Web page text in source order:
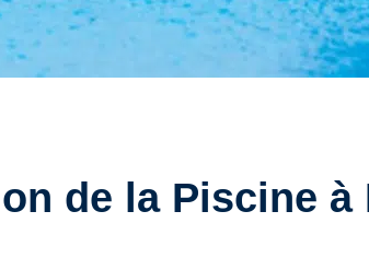
de la Piscine à